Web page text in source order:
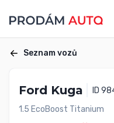
Seznam vozů
Ford Kuga
ID
1.5 EcoBoost Titanium